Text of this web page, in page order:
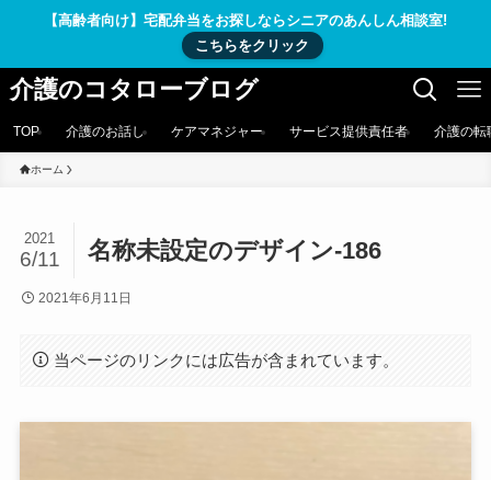
【高齢者向け】宅配弁当をお探しならシニアのあんしん相談室!
こちらをクリック
介護のコタローブログ
TOP 介護のお話し ケアマネジャー サービス提供責任者 介護の転
ホーム
名称未設定のデザイン-186
2021
6/11
2021年6月11日
当ページのリンクには広告が含まれています。